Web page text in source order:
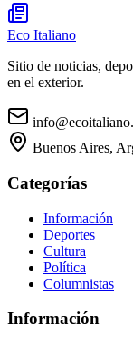
Eco Italiano
Sitio de noticias,
en el exterior.
Buenos Aires,
Categorías
Información
Deportes
Cultura
Política
Columnistas
Información